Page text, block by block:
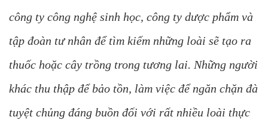
công ty công nghệ sinh học, công ty dược phẩm và
tập đoàn tư nhân để tìm kiếm những loài sẽ tạo ra
thuốc hoặc cây trồng trong tương lai. Những người
khác thu thập để bảo tồn, làm việc để ngăn chặn đà
tuyệt chủng đáng buồn đối với rất nhiều loài thực